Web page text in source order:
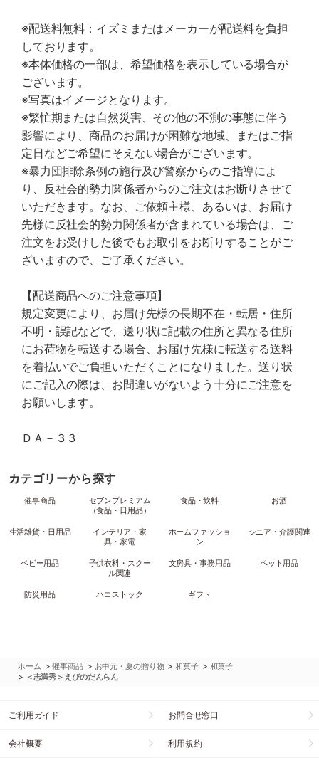
※配送料無料：イズミまたはメーカーが配送料を負担
しております。
※本体価格の一部は、希望価格を表示している場合が
ございます。
※写真はイメージとなります。
※繁忙期または自然災害、その他の不測の事態に伴う
影響により、商品のお届けが困難な地域、またはご指
定日などご希望にそえない場合がございます。
※暴力団排除条例の施行及び警察からのご指導によ
り、反社会的勢力関係者からのご注文はお断りさせて
いただきます。なお、ご依頼主様、あるいは、お届け
先様に反社会的勢力関係者が含まれている場合は、ご
注文をお受けした後でもお取引をお断りすることがご
ざいますので、ご了承ください。
【配送商品へのご注意事項】
規定変更により、お届け先様の長期不在・転居・住所
不明・誤記などで、送り状に記載の住所と異なる住所
にお荷物を転送する場合、お届け先様に転送する送料
を着払いでご負担いただくことになりました。送り状
にご記入の際は、お間違いがないよう十分にご注意を
お願いします。
ＤＡ－３３
カテゴリーから探す
催事商品
セブンプレミアム
（食品・日用品）
食品・飲料 お酒
生活雑貨・日用品
インテリア・家
具・家電
ホームファッショ
ン
シニア・介護関連
ベビー用品
子供衣料・スクー
ル関連
文房具・事務用品 ペット用品
防災用品 ハコストック ギフト
ホーム >催事商品 > お中元・夏の贈り物 >和菓子 > 和菓子
> ＜志満秀＞えびのだんらん
ご利用ガイド お問合せ窓口
会社概要 利用規約